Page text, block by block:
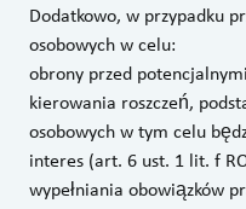
Dodatkowo, w przypadku
osobowych w celu:
obrony przed
kierowania roszczeń,
osobowych w tym celu
interes (art. 6 ust. 1 lit. f
wypełniania obowiązków